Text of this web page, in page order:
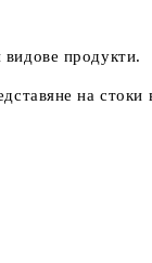
видове продукти.
на